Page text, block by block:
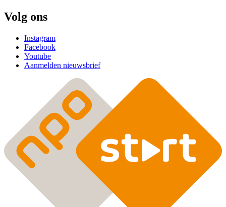
Volg ons
Instagram
Facebook
Youtube
Aanmelden nieuwsbrief